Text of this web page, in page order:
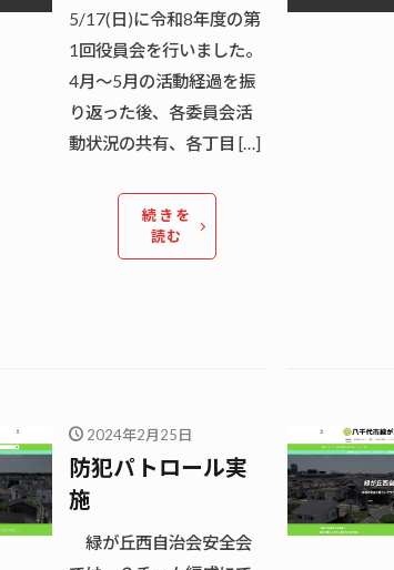
5/17(日)に令和8年度の第
1回役員会を行いました。
4月～5月の活動経過を振
り返った後、各委員会活
動状況の共有、各丁目 […]
続きを
読む
2024年2月25日
防犯パトロール実
施
緑が丘西自治会安全会